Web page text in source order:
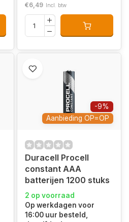
€6,49 Incl. btw
-9%
Aanbieding OP=OP
Duracell Procell
constant AAA
batterijen 1200 stuks
2 op voorraad
Op werkdagen voor
16:00 uur besteld,